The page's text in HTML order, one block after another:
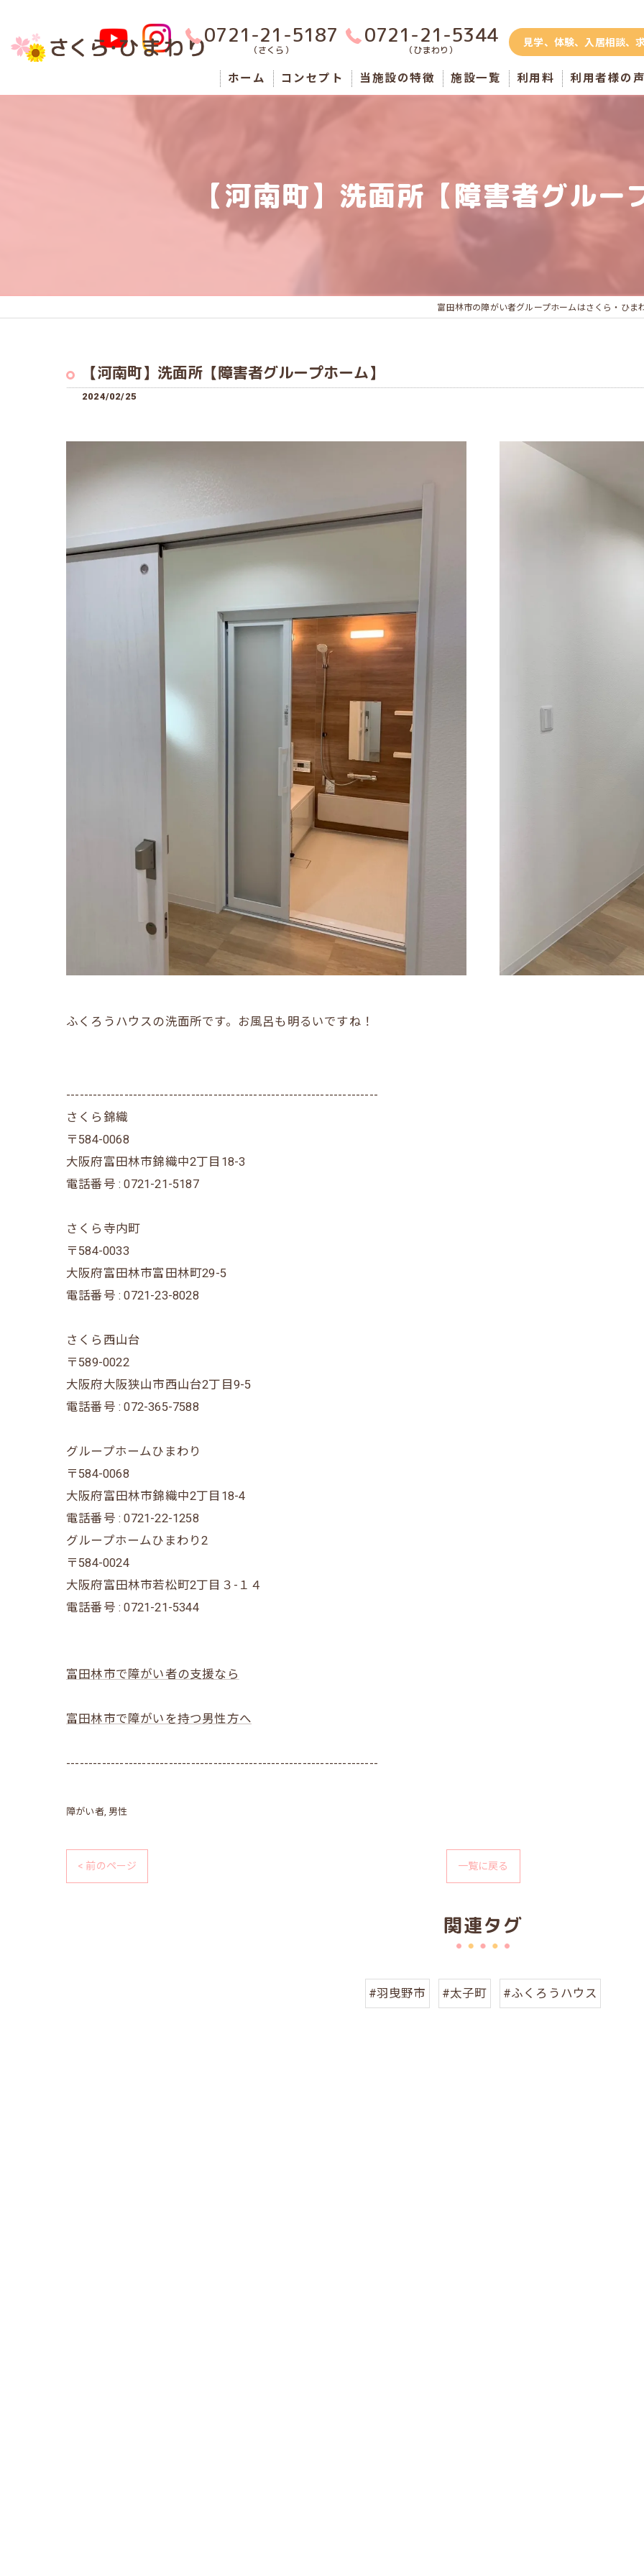
0721-21-5187
（さくら）
0721-21-5344
（ひまわり）
見学、体験、入居相談、
ホーム コンセプト
障がい者
当施設の特徴 施設一覧
さくら西山台(男性棟)
ふくろうハウス
利用料 利用者様の声
【河南町】洗面所【障害者グルー
富田林市の障がい者グループホームはさくら・ひま
【河南町】洗面所【障害者グループホーム】
2024/02/25
ふくろうハウスの洗面所です。お風呂も明るいですね！
----------------------------------------------------------------------
さくら錦織
〒584-0068
大阪府富田林市錦織中2丁目18-3
電話番号 : 0721-21-5187
さくら寺内町
〒584-0033
大阪府富田林市富田林町29-5
電話番号 : 0721-23-8028
さくら西山台
〒589-0022
大阪府大阪狭山市西山台2丁目9-5
電話番号 : 072-365-7588
グループホームひまわり
〒584-0068
大阪府富田林市錦織中2丁目18-4
電話番号 : 0721-22-1258
グループホームひまわり2
〒584-0024
大阪府富田林市若松町2丁目３-１４
電話番号 : 0721-21-5344
富田林市で障がい者の支援なら
富田林市で障がいを持つ男性方へ
----------------------------------------------------------------------
障がい者 男性
< 前のページ 一覧に戻る
関連タグ
#羽曳野市 #太子町 #ふくろうハウス